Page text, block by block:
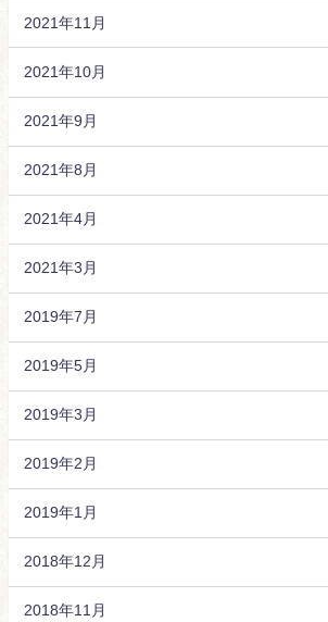
2021年11月
2021年10月
2021年9月
2021年8月
2021年4月
2021年3月
2019年7月
2019年5月
2019年3月
2019年2月
2019年1月
2018年12月
2018年11月